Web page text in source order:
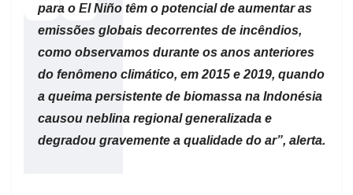
para o El Niño têm o potencial de aumentar as
emissões globais decorrentes de incêndios,
como observamos durante os anos anteriores
do fenômeno climático, em 2015 e 2019, quando
a queima persistente de biomassa na Indonésia
causou neblina regional generalizada e
degradou gravemente a qualidade do ar”, alerta.